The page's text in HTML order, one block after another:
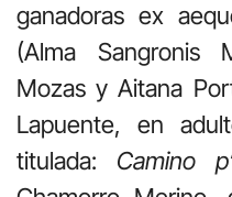
ganadoras ex
(Alma Sangronis
Mozas y Aitana
Lapuente, en
titulada: Camino